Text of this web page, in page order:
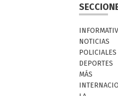
NOTICIAS
POLICIALES
DEPORTES
MÁS